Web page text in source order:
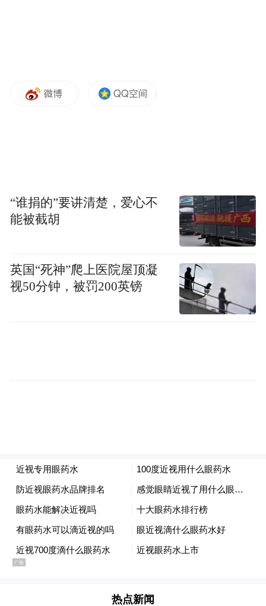
platform and merely provides information storage
space services.”
“谁捐的”要讲清楚，爱心不
能被截胡
英国“死神”爬上医院屋顶凝
视50分钟，被罚200英镑
热点新闻